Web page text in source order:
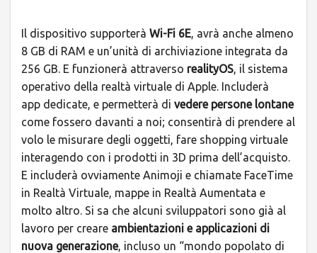
Il dispositivo supporterà Wi-Fi 6E, avrà anche almeno
8 GB di RAM e un’unità di archiviazione integrata da
256 GB. E funzionerà attraverso realityOS, il sistema
operativo della realtà virtuale di Apple. Includerà
app dedicate, e permetterà di vedere persone lontane
come fossero davanti a noi; consentirà di prendere al
volo le misurare degli oggetti, fare shopping virtuale
interagendo con i prodotti in 3D prima dell’acquisto.
E includerà ovviamente Animoji e chiamate FaceTime
in Realtà Virtuale, mappe in Realtà Aumentata e
molto altro. Si sa che alcuni sviluppatori sono già al
lavoro per creare ambientazioni e applicazioni di
nuova generazione, incluso un “mondo popolato di